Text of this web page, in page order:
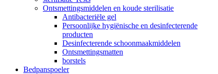
Ontsmettingsmiddelen en koude sterilisatie
Antibacteriële gel
Persoonlijke hygiënische en desinfecterende
producten
Desinfecterende schoonmaakmiddelen
Ontsmettingsmatten
borstels
Bedpanspoeler